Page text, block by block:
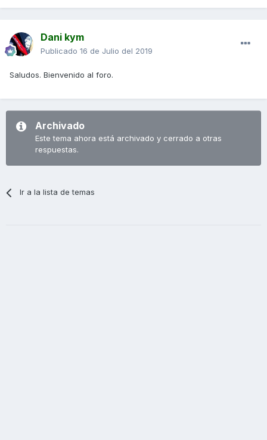
Dani kym
Publicado 16 de Julio del 2019
Saludos. Bienvenido al foro.
Archivado
Este tema ahora está archivado y cerrado a otras
respuestas.
Ir a la lista de temas